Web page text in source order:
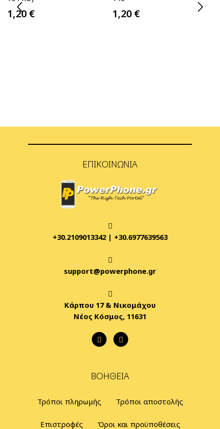
1,20 € 1,20 €
ΕΠΙΚΟΙΝΩΝΊΑ
+30.2109013342 | +30.6977639563
support@powerphone.gr
Κάρπου 17 & Νικομάχου
Νέος Κόσμος, 11631
ΒΟΉΘΕΙΑ
Τρόποι πληρωμής Τρόποι αποστολής
Επιστροφές Όροι και προϋποθέσεις